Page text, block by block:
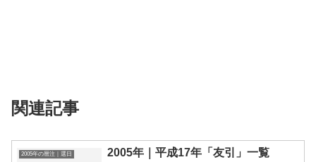
関連記事
2005年の暦注｜選日 2005年｜平成17年「友引」一覧